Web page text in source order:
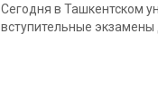
Сегодня в Ташкентском
вступительные